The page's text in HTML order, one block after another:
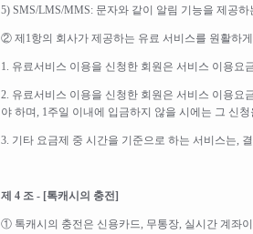
5) SMS/LMS/MMS: 문자와 같이 알림 기능을 제공
② 제1항의 회사가 제공하는 유료 서비스를 원활하
1. 유료서비스 이용을 신청한 회원은 서비스 이용요
2. 유료서비스 이용을 신청한 회원은 서비스 이용요
야 하며, 1주일 이내에 입금하지 않을 시에는 그 신
3. 기타 요금제 중 시간을 기준으로 하는 서비스는,
제 4 조 - [톡캐시의 충전]
① 톡캐시의 충전은 신용카드, 무통장, 실시간 계좌